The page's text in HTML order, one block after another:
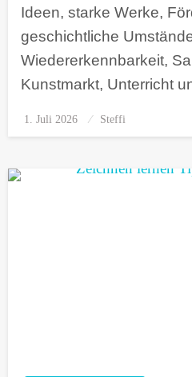
Ideen, starke Werke,
geschichtliche
Wiedererkennbarkeit,
Kunstmarkt, Unterricht
Posted
on
1. Juli 2026 Steffi